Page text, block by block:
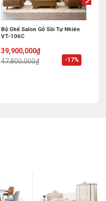
-17%
Bộ Ghế Salon Gỗ Sồi Tự Nhiên
VT-106C
47,800,000₫
Original
price
was:
39,900,000₫
Current
price
is: